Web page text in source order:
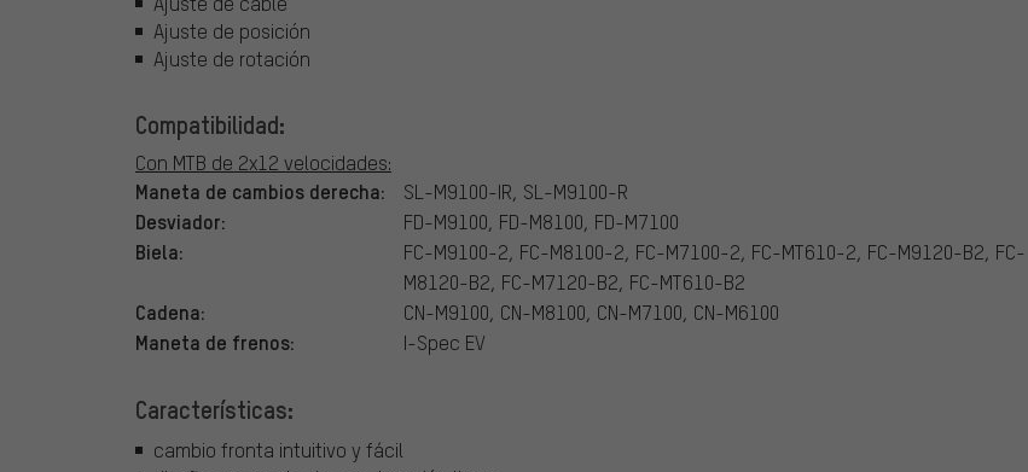
Ajuste de posición
Ajuste de rotación
Compatibilidad:
Con MTB de 2x12 velocidades:
Maneta de cambios derecha: SL-M9100-IR, SL-M9100-R
Desviador: FD-M9100, FD-M8100, FD-M7100
Biela:
FC-M9100-2, FC-M8100-2, FC-M7100-2, FC-MT610-2, FC-M9120-B2, FC-
M8120-B2, FC-M7120-B2, FC-MT610-B2
Cadena: CN-M9100, CN-M8100, CN-M7100, CN-M6100
Maneta de frenos: I-Spec EV
Características:
cambio fronta intuitivo y fácil